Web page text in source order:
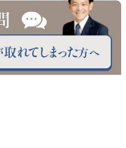
ートフル小児歯科医院へ